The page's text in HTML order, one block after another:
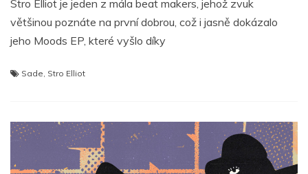
Stro Elliot je jeden z mála beat makers, jehož zvuk
většinou poznáte na první dobrou, což i jasně dokázalo
jeho Moods EP, které vyšlo díky
Sade, Stro Elliot